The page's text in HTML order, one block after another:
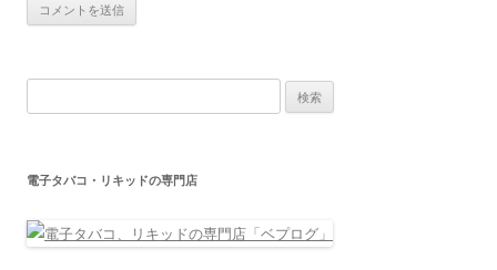
索:
電子タバコ・リキッドの専門店